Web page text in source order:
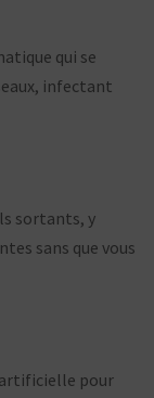
qui se
infectant
sortants, y
sans que vous
pour